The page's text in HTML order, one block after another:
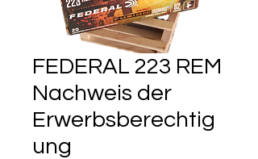
FEDERAL 223 REM
Nachweis der
Erwerbsberechtig
ung